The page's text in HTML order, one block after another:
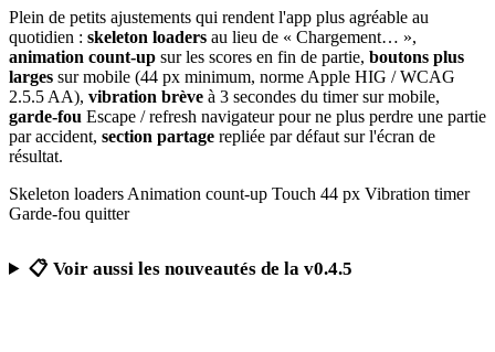
Plein de petits ajustements qui rendent l'app plus agréable au
quotidien : skeleton loaders au lieu de « Chargement… »,
animation count-up sur les scores en fin de partie, boutons plus
larges sur mobile (44 px minimum, norme Apple HIG / WCAG
2.5.5 AA), vibration brève à 3 secondes du timer sur mobile,
garde-fou Escape / refresh navigateur pour ne plus perdre une partie
par accident, section partage repliée par défaut sur l'écran de
résultat.
Skeleton loaders Animation count-up Touch 44 px Vibration timer
Garde-fou quitter
📋 Voir aussi les nouveautés de la v0.4.5